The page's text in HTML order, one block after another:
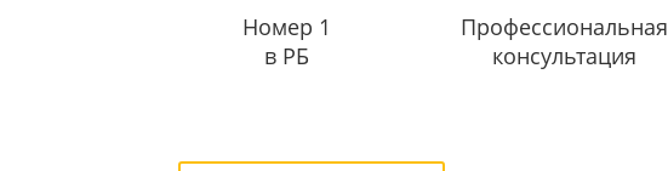
Номер 1
в РБ
Профессиональная
консультация